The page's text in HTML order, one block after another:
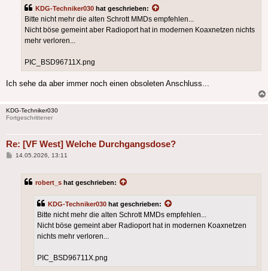
KDG-Techniker030 hat geschrieben:
Bitte nicht mehr die alten Schrott MMDs empfehlen...
Nicht böse gemeint aber Radioport hat in modernen Koaxnetzen nichts
mehr verloren...
PIC_BSD96711X.png
Ich sehe da aber immer noch einen obsoleten Anschluss...
KDG-Techniker030
Fortgeschrittener
Re: [VF West] Welche Durchgangsdose?
Beitrag
14.05.2026, 13:11
robert_s hat geschrieben:
KDG-Techniker030 hat geschrieben:
Bitte nicht mehr die alten Schrott MMDs empfehlen...
Nicht böse gemeint aber Radioport hat in modernen Koaxnetzen
nichts mehr verloren...
PIC_BSD96711X.png